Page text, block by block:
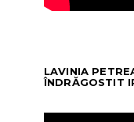
LAVINIA
ÎNDRĂGOSTIT